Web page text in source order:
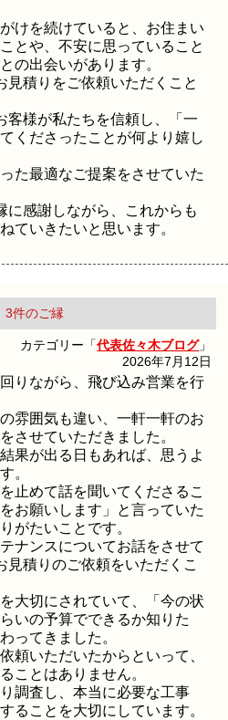
けを続けていると、お住まい
とや、不安に思っていること
の出会いがあります。
見積りをご依頼いただくこと
客様が私たちを信頼し、「一
くださったことが何より嬉し
た最適なご提案をさせていた
に感謝しながら、これからも
ていきたいと思います。
3件のご縁
カテゴリー「代表佐々木ブログ」
2026年7月12日
りながら、飛び込み営業を行
雰囲気も違い、一軒一軒のお
させていただきました。
果が出る日もあれば、思うよ
。
止めて話を聞いてくださるこ
お願いします」と言っていた
がたいことです。
ナンスについてお話をさせて
見積りのご依頼をいただくこ
大切にされていて、「今の状
いの予算でできるか知りた
ってきました。
頼いただいたからといって、
ことはありません。
調査し、本当に必要な工事
ることを大切にしています。